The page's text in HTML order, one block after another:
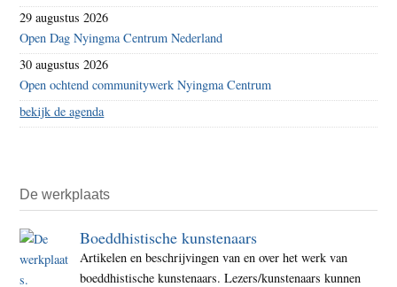
29 augustus 2026
Open Dag Nyingma Centrum Nederland
30 augustus 2026
Open ochtend communitywerk Nyingma Centrum
bekijk de agenda
De werkplaats
Boeddhistische kunstenaars
Artikelen en beschrijvingen van en over het werk van
boeddhistische kunstenaars. Lezers/kunstenaars kunnen